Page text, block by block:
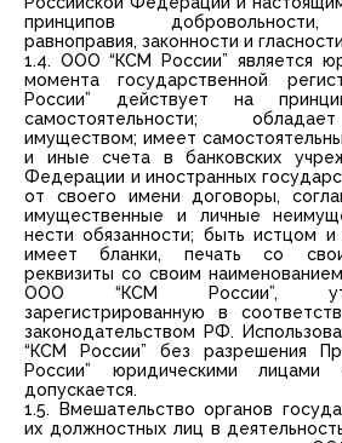
принципов добровольности,
равноправия, законности и
1.4. ООО “КСМ России” является
момента государственной
России” действует на
самостоятельности;
имуществом; имеет
и иные счета в банковских
Федерации и иностранных
от своего имени договоры,
имущественные и личные
нести обязанности; быть истцом
имеет бланки, печать со
реквизиты со своим
ООО “КСМ России”,
зарегистрированную в
законодательством РФ.
“КСМ России” без разрешения
России” юридическими
допускается.
1.5. Вмешательство органов
их должностных лиц в